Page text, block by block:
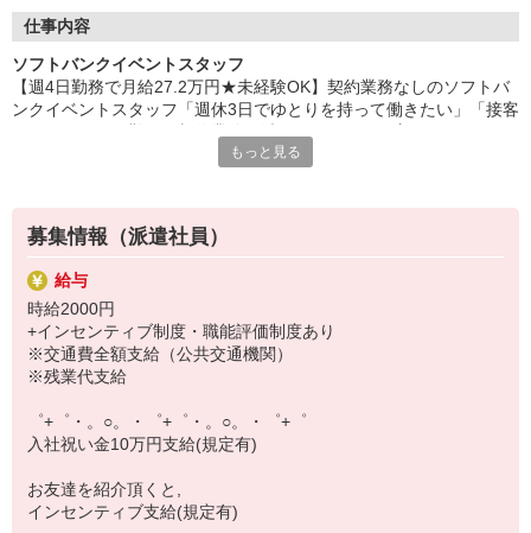
充実の福利厚生、各種施設利用の特典など、
お仕事以外も充実させたいあなたの味方です♪
【選べるお仕事いろいろ】
▼工場・製造・軽作業系
機械/食品製造・梱包・仕分け・加工・組立・検査
▼美容系
眉毛サロンのアイブロウ・ネイリスト・エステ
▼営業・販売
法人営業・アパレル販売・個別指導塾・人材紹介
▼人気案件も多数♪
短期・期間限定・オープニング・官公庁案件
上場/優良/大手企業など
【スマホ面接実施中】
￣￣￣￣￣￣￣￣￣
自宅に居ながらスマホでカンタン面接OK！
オンライン面談なのでスピード対応。
即日登録もOK♪
仕事内容
ソフトバンクイベントスタッフ
【週4日勤務で月給27.2万円★未経験OK】契約業務なしのソフトバ
ンクイベントスタッフ「週休3日でゆとりを持って働きたい」「接客
お仕事です！東海エリアのソフトバンクショップやショッピングモ
一切なし！接客経験があれば、業界未経験でも安心して始められま
す。【仕事内容】・スマホの簡単な商品説明・イベントブースの案
内や運営サポート・クルースタッフのフォロー業務※契約業務・情
報登録はありません！※平日はソフトバンクショップでの店頭サポ
ート、 土日祝は商業施設等のイベント開催地での業務が中心です。
【勤務地について】ご自宅から通いやすいエリアを考慮固定ではな
く、週ごとに勤務店舗が変わります基本はご自宅からの直行直帰O
K・交通費全額支給※宿泊が必要な場合はまれですが、発生時は会
がある方が楽しい」方に最適！【服装】華美でない無地ベースの服
装であればOK！
もっと見る
募集情報（派遣社員）
給与
時給2000円
+インセンティブ制度・職能評価制度あり
※交通費全額支給（公共交通機関）
※残業代支給
゜+゜・。○。・゜+゜・。○。・゜+゜
入社祝い金10万円支給(規定有)
お友達を紹介頂くと,
インセンティブ支給(規定有)